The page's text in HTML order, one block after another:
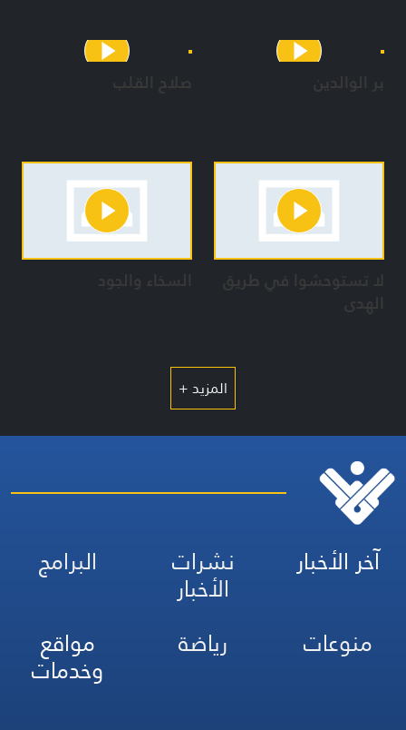
بر الوالدين صلاح القلب
لا تستوحشوا في طريق
الهدى
السخاء والجود
المزيد +
آخر الأخبار نشرات
الأخبار
البرامج
منوعات
رياضة مواقع
وخدمات